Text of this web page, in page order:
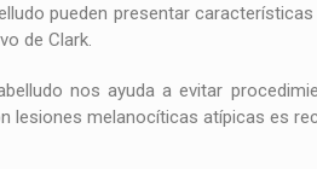
pueden presentar
de Clark.
nos ayuda a evitar
lesiones melanocíticas atípicas es